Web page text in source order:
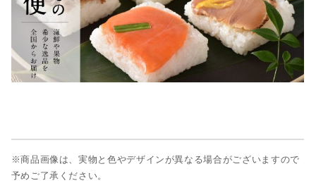
※商品画像は、実物と色やデザインが異なる場合がございますので
予めご了承ください。